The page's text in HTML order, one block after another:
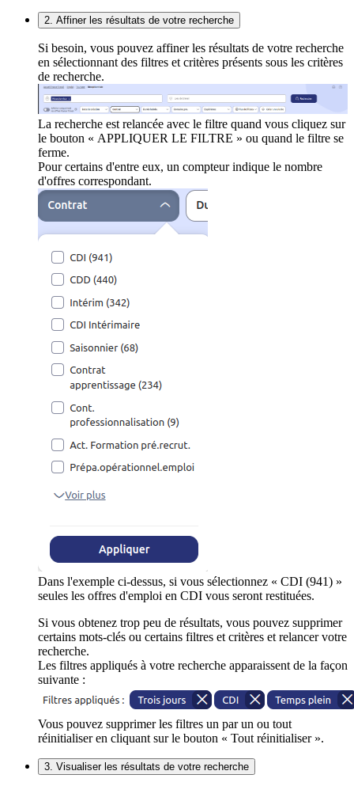
2. Affiner les résultats de votre recherche
Si besoin, vous pouvez affiner les résultats de votre recherche
en sélectionnant des filtres et critères présents sous les critères
de recherche.
La recherche est relancée avec le filtre quand vous cliquez sur
le bouton « APPLIQUER LE FILTRE » ou quand le filtre se
ferme.
Pour certains d'entre eux, un compteur indique le nombre
d'offres correspondant.
Dans l'exemple ci-dessus, si vous sélectionnez « CDI (941) »
seules les offres d'emploi en CDI vous seront restituées.
Si vous obtenez trop peu de résultats, vous pouvez supprimer
certains mots-clés ou certains filtres et critères et relancer votre
recherche.
Les filtres appliqués à votre recherche apparaissent de la façon
suivante :
Vous pouvez supprimer les filtres un par un ou tout
réinitialiser en cliquant sur le bouton « Tout réinitialiser ».
3. Visualiser les résultats de votre recherche